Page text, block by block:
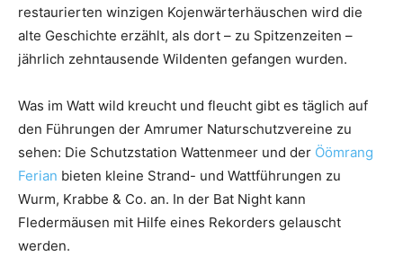
restaurierten winzigen Kojenwärterhäuschen wird die
alte Geschichte erzählt, als dort – zu Spitzenzeiten –
jährlich zehntausende Wildenten gefangen wurden.
Was im Watt wild kreucht und fleucht gibt es täglich auf
den Führungen der Amrumer Naturschutzvereine zu
sehen: Die Schutzstation Wattenmeer und der Öömrang
Ferian bieten kleine Strand- und Wattführungen zu
Wurm, Krabbe & Co. an. In der Bat Night kann
Fledermäusen mit Hilfe eines Rekorders gelauscht
werden.